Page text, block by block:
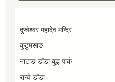
दुप्चेश्वर महादेव मन्दिर
कुटुमसाङ
नाटाङ डाँडा बुद्ध पार्क
रान्चे डाँडा